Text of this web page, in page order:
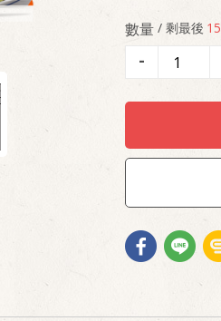
數量 / 剩最後 15
-